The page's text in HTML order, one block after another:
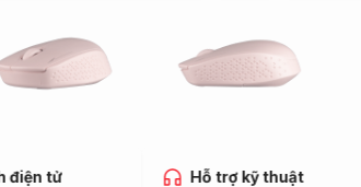
điện tử Hỗ trợ kỹ thuật